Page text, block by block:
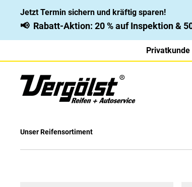
Jetzt Termin sichern und kräftig sparen!
📢 Rabatt-Aktion: 20 % auf Inspektion &
Privatkunde
Unser Reifensortiment